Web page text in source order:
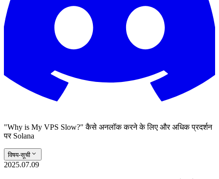
"Why is My VPS Slow?" कैसे अनलॉक करने के लिए और अधिक प्रदर्शन
पर Solana
विषय-सूची
2025.07.09